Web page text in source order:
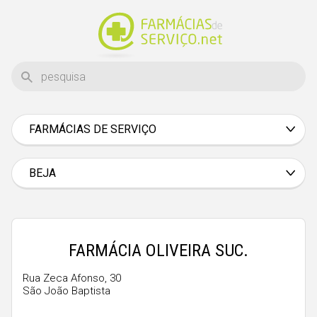
FARMÁCIAS DE SERVIÇO
Braga
Bragança
Castelo Branco
Évora
BEJA
FARMÁCIA OLIVEIRA SUC.
Rua Zeca Afonso, 30
São João Baptista